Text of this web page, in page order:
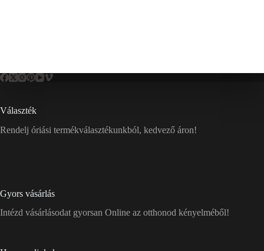
Választék
Rendelj óriási termékválasztékunkból, kedvező áron!
Gyors vásárlás
Intézd vásárlásodat gyorsan Online az otthonod kényelméből!